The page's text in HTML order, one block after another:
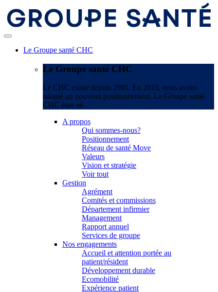
Le Groupe santé CHC
Le Groupe santé CHC
Le CHC existe depuis 2001. En 2019, nous avons
adopté un nouveau positionnement. Le Groupe santé
CHC était né.
A propos
Qui sommes-nous?
Positionnement
Réseau de santé Move
Valeurs
Vision et stratégie
Voir tout
Gestion
Agrément
Comités et commissions
Département infirmier
Management
Rapport annuel
Services de groupe
Nos engagements
Accueil et attention portée au
patient/résident
Développement durable
Ecomobilité
Expérience patient